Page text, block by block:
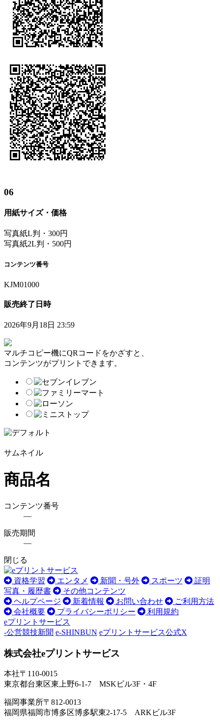
06
用紙サイズ・価格
写真紙L判・300円
写真紙2L判・500円
コンテンツ番号
KJM01000
販売終了日時
2026年9月18日 23:59
マルチコピー機にQRコードをかざすと、
コンテンツがプリントできます。
サムネイル
商品名
コンテンツ番号
―
販売期間
―
閉じる
資格学習 エンタメ 新聞・号外 スポーツ
証明
写真・履歴書
その他コンテンツ
ヘルプページ
新着情報 お問い合わせ
ご利用方法
会社概要
プライバシーポリシー
利用規約
eプリントサービス
-公営競技新聞 e-SHINBUN eプリントサービス公式X
株式会社eプリントサービス
本社〒110-0015
東京都台東区東上野6-1-7 MSKビル3F・4F
福岡事業所〒812-0013
福岡県福岡市博多区博多駅東2-17-5 ARKビル3F